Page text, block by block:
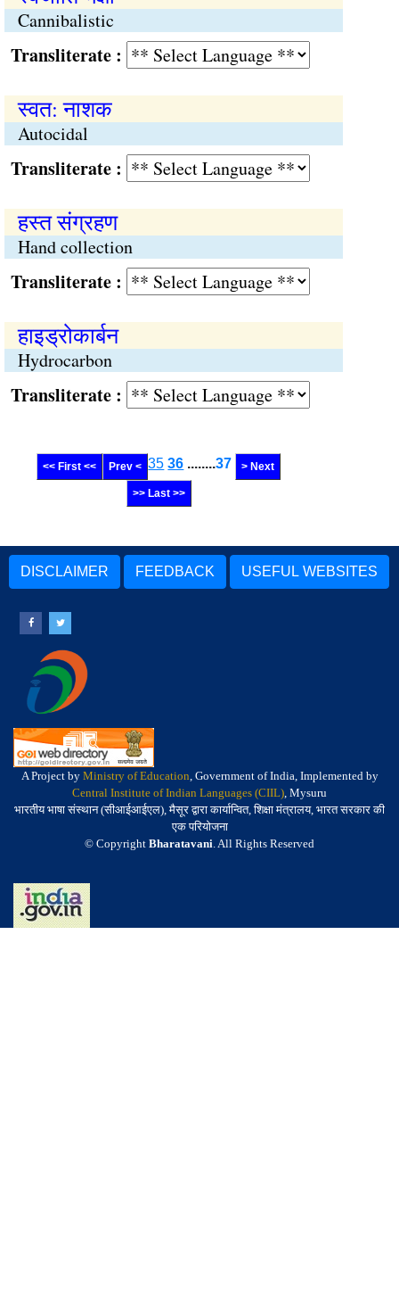
Cannibalistic
:
स्वत: नाशक
Autocidal
:
हस्त संग्रहण
Hand collection
:
हाइड्रोकार्बन
Hydrocarbon
:
<< First << Prev < 35 36 ........37 > Next
>> Last >>
DISCLAIMER FEEDBACK USEFUL WEBSITES
A Project by Ministry of Education, Government of India, Implemented by
Central Institute of Indian Languages (CIIL), Mysuru
भारतीय भाषा संस्थान (सीआईआईएल), मैसूर द्वारा कार्यान्वित, शिक्षा मंत्रालय, भारत सरकार की
एक परियोजना
© Copyright Bharatavani. All Rights Reserved